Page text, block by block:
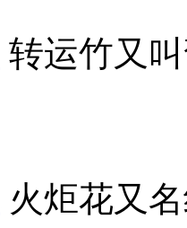
转运竹又
火炬花又